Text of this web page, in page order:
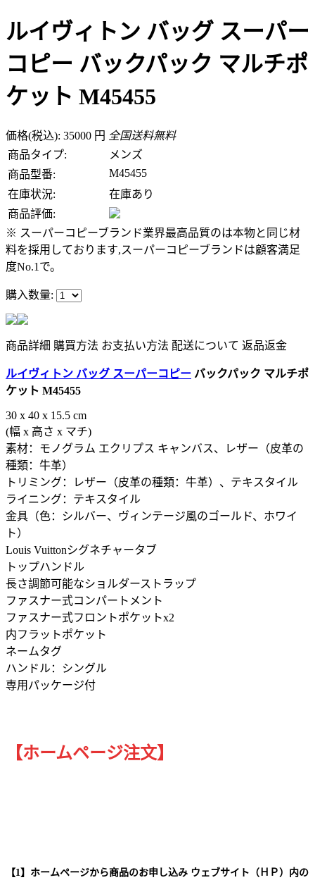
ルイヴィトン バッグ スーパー
コピー バックパック マルチポ
ケット M45455
価格(税込): 35000 円 全国送料無料
商品タイプ:
メンズ
商品型番:
M45455
在庫状況:
在庫あり
商品評価:
※ スーパーコピーブランド業界最高品質のは本物と同じ材
料を採用しております,スーパーコピーブランドは顧客満足
度No.1で。
購入数量:
商品詳細 購買方法 お支払い方法 配送について 返品返金
ルイヴィトン バッグ スーパーコピー バックパック マルチポ
ケット M45455
30 x 40 x 15.5 cm
(幅 x 高さ x マチ)
素材：モノグラム エクリプス キャンバス、レザー（皮革の
種類：牛革）
トリミング：レザー（皮革の種類：牛革）、テキスタイル
ライニング：テキスタイル
金具（色：シルバー、ヴィンテージ風のゴールド、ホワイ
ト）
Louis Vuittonシグネチャータブ
トップハンドル
長さ調節可能なショルダーストラップ
ファスナー式コンパートメント
ファスナー式フロントポケットx2
内フラットポケット
ネームタグ
ハンドル：シングル
専用パッケージ付
【ホームページ注文】
【1】ホームページから商品のお申し込み ウェブサイト（ＨＰ）内の